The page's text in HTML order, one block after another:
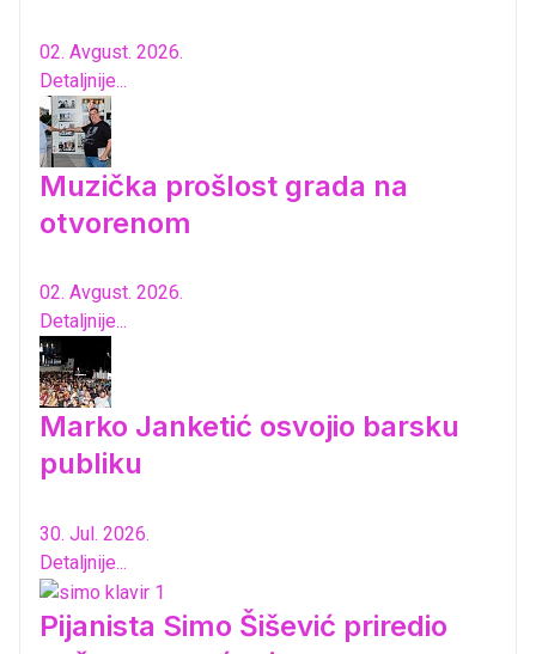
02. Avgust. 2026.
Detaljnije...
Muzička prošlost grada na
otvorenom
02. Avgust. 2026.
Detaljnije...
Marko Janketić osvojio barsku
publiku
30. Jul. 2026.
Detaljnije...
Pijanista Simo Šišević priredio